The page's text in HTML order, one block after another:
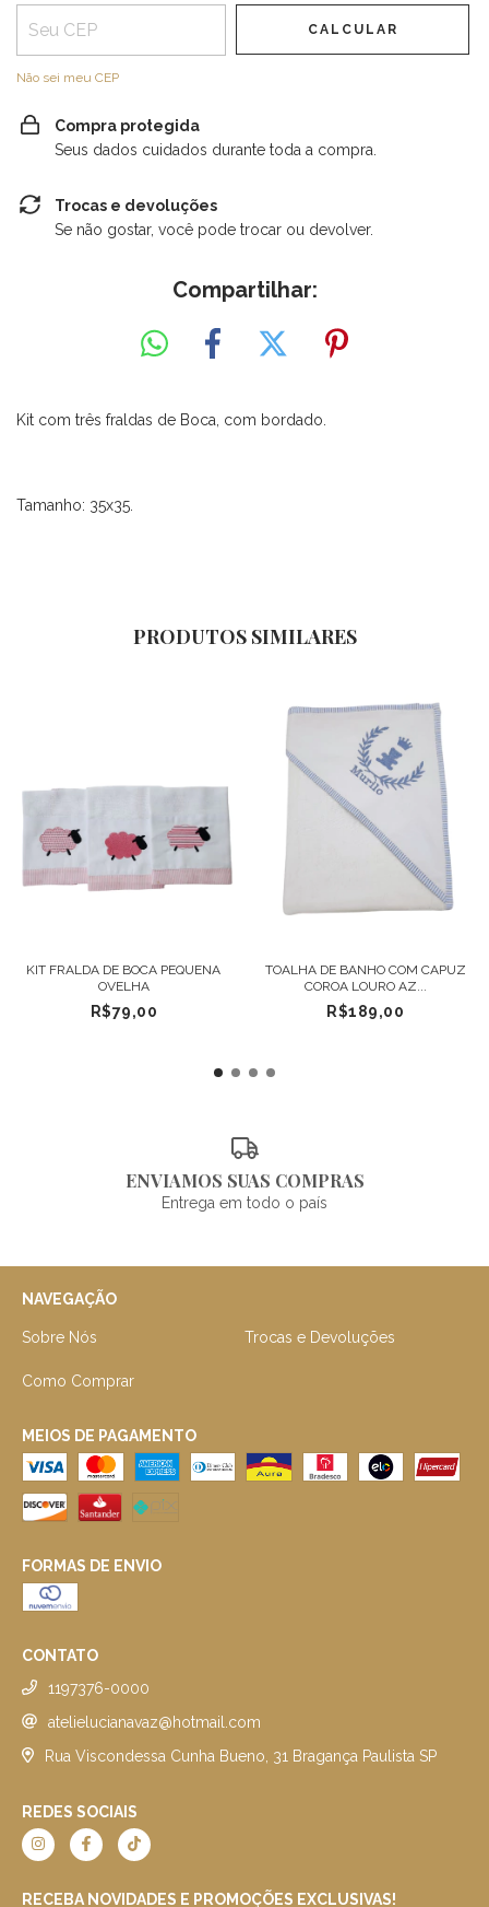
CALCULAR
Não sei meu CEP
Compra protegida
Seus dados cuidados durante toda a compra.
Trocas e devoluções
Se não gostar, você pode trocar ou devolver.
Compartilhar:
Kit com três fraldas de Boca, com bordado.
Tamanho: 35x35.
PRODUTOS SIMILARES
KIT FRALDA DE BOCA PEQUENA
OVELHA
R$79,00
TOALHA DE BANHO COM CAPUZ
COROA LOURO AZ...
R$189,00
ENVIAMOS SUAS COMPRAS
Entrega em todo o país
NAVEGAÇÃO
Sobre Nós Trocas e Devoluções
Como Comprar
MEIOS DE PAGAMENTO
FORMAS DE ENVIO
CONTATO
1197376-0000
atelielucianavaz@hotmail.com
Rua Viscondessa Cunha Bueno, 31 Bragança Paulista SP
REDES SOCIAIS
RECEBA NOVIDADES E PROMOÇÕES EXCLUSIVAS!